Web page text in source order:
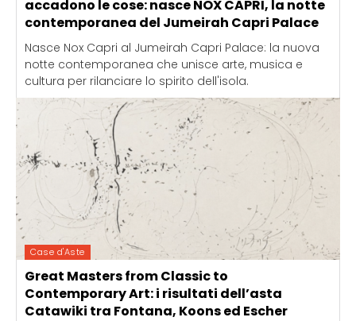
accadono le cose: nasce NOX CAPRI, la notte
contemporanea del Jumeirah Capri Palace
Nasce Nox Capri al Jumeirah Capri Palace: la nuova
notte contemporanea che unisce arte, musica e
cultura per rilanciare lo spirito dell'isola.
Case d'Aste
Great Masters from Classic to
Contemporary Art: i risultati dell’asta
Catawiki tra Fontana, Koons ed Escher